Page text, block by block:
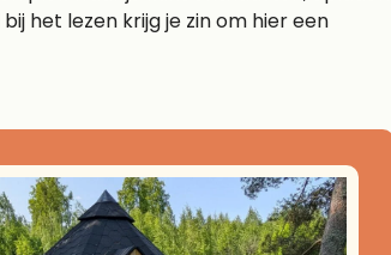
het lezen krijg je zin om hier een